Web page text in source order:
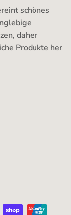
schönes
daher
Produkte her